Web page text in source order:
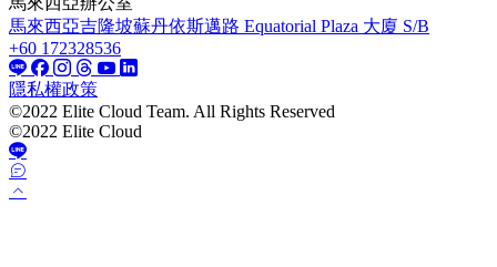
馬來西亞吉隆坡蘇丹依斯邁路 Equatorial Plaza 大廈 S/B
+60 172328536
隱私權政策
©2022 Elite Cloud Team. All Rights Reserved
©2022 Elite Cloud